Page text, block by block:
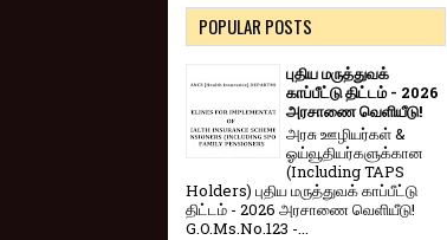
POPULAR POSTS
புதிய மருத்துவக்
காப்பீட்டு திட்டம் - 2026
அரசாணை வெளியீடு!
அரசு ஊழியர்கள் &
ஓய்வூதியர்களுக்கான
(Including TAPS
Holders) புதிய மருத்துவக் காப்பீட்டு
திட்டம் - 2026 அரசாணை வெளியீடு!
G.O.Ms.No.123 -...